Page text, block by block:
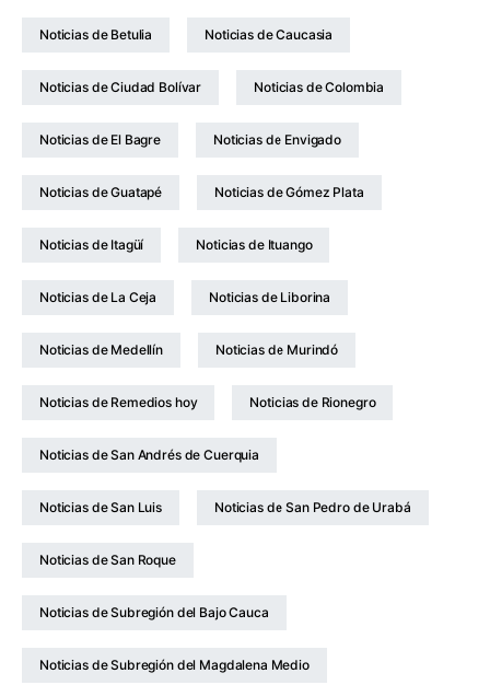
Noticias de Betulia Noticias de Caucasia
Noticias de Ciudad Bolívar Noticias de Colombia
Noticias de El Bagre Noticias de Envigado
Noticias de Guatapé Noticias de Gómez Plata
Noticias de Itagüí Noticias de Ituango
Noticias de La Ceja Noticias de Liborina
Noticias de Medellín Noticias de Murindó
Noticias de Remedios hoy Noticias de Rionegro
Noticias de San Andrés de Cuerquia
Noticias de San Luis Noticias de San Pedro de Urabá
Noticias de San Roque
Noticias de Subregión del Bajo Cauca
Noticias de Subregión del Magdalena Medio